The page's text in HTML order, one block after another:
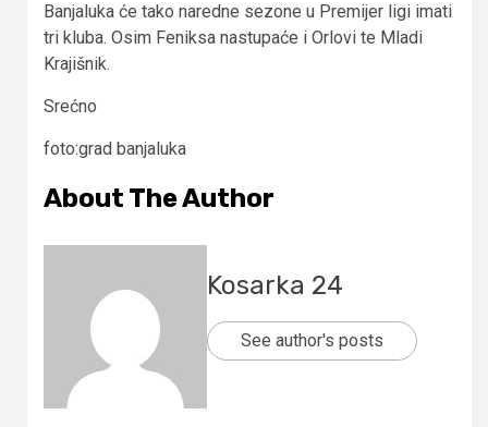
Banjaluka će tako naredne sezone u Premijer ligi imati
tri kluba. Osim Feniksa nastupaće i Orlovi te Mladi
Krajišnik.
Srećno
foto:grad banjaluka
About The Author
Kosarka 24
See author's posts